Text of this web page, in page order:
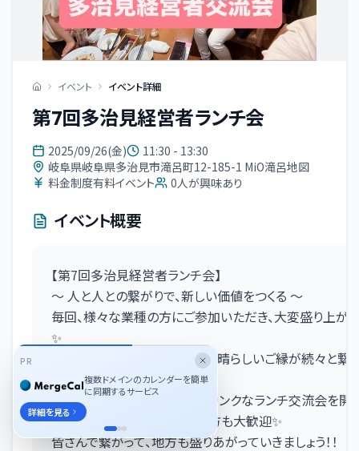
イベント イベント詳細
第7回多治見経営者ランチ会
2025/09/26(金)
11:30 - 13:30
岐阜県岐阜県多治見市滝呂町12-185-1 MiO滝呂地図
料金制度有料イベント
0人が興味あり
イベント概要
【第7回多治見経営者ランチ会】
～ 人と人との繋がりで、新しい価値をつくる ～
毎回、様々な業種の方にご参加いただき、大変盛り上が
✨
新しい出会いから、お仕事や素晴らしいご縁が続々と繋
✨✨
経営者、個人事業主の方のフランクなランチ交流会を開
※これから起業を考えている方も大歓迎✨
皆さんで繋がって、地方も盛りあがっていきましょう！！
PR
複数ドメインのカレンダーを簡単
に同期するサービス
詳細を見る